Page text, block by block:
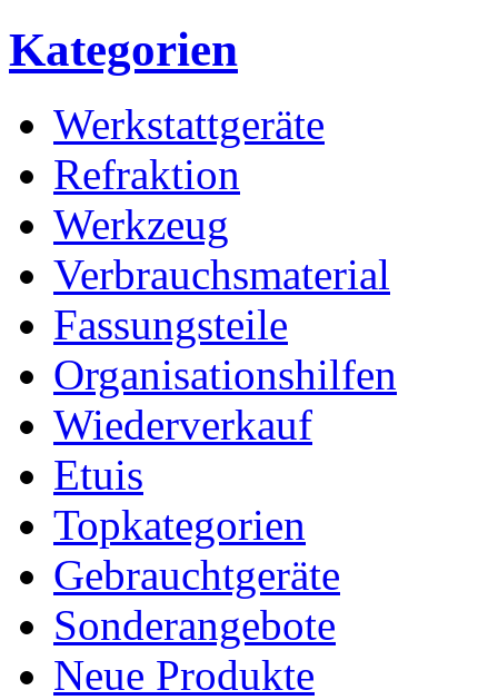
Kategorien
Werkstattgeräte
Refraktion
Werkzeug
Verbrauchsmaterial
Fassungsteile
Organisationshilfen
Wiederverkauf
Etuis
Topkategorien
Gebrauchtgeräte
Sonderangebote
Neue Produkte